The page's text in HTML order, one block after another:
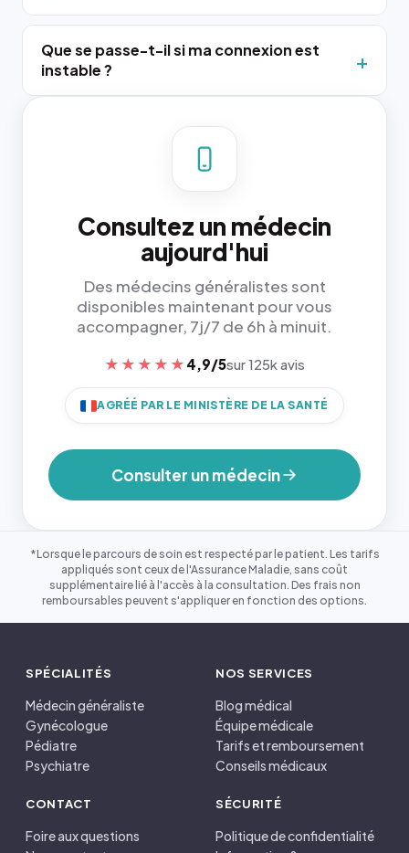
Que se passe-t-il si ma connexion est
instable ?
Consultez un médecin
aujourd'hui
Des médecins généralistes sont
disponibles maintenant pour vous
accompagner, 7j/7 de 6h à minuit.
★★★★★ 4,9/5sur 125k avis
AGRÉÉ PAR LE MINISTÈRE DE LA SANTÉ
Consulter un médecin
*Lorsque le parcours de soin est respecté par le patient. Les tarifs
appliqués sont ceux de l'Assurance Maladie, sans coût
supplémentaire lié à l'accès à la consultation. Des frais non
remboursables peuvent s'appliquer en fonction des options.
SPÉCIALITÉS
Médecin généraliste
Gynécologue
Pédiatre
Psychiatre
NOS SERVICES
Blog médical
Équipe médicale
Tarifs et remboursement
Conseils médicaux
CONTACT
Foire aux questions
SÉCURITÉ
Politique de confidentialité